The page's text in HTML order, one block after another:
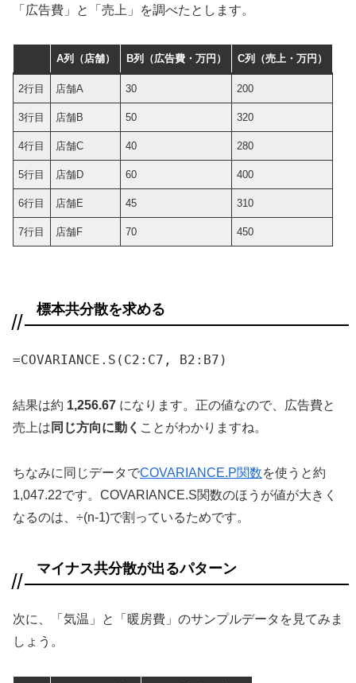
「広告費」と「売上」を調べたとします。
A列（店舗） B列（広告費・万円） C列（売上・万円）
2行目 店舗A 30 200
3行目 店舗B 50 320
4行目 店舗C 40 280
5行目 店舗D 60 400
6行目 店舗E 45 310
7行目 店舗F 70 450
標本共分散を求める
=COVARIANCE.S(C2:C7, B2:B7)
結果は約 1,256.67 になります。正の値なので、広告費と
売上は 同じ方向に動く ことがわかりますね。
ちなみに同じデータでCOVARIANCE.P関数を使うと約
1,047.22です。COVARIANCE.S関数のほうが値が大きく
なるのは、÷(n-1)で割っているためです。
マイナス共分散が出るパターン
次に、「気温」と「暖房費」のサンプルデータを見てみま
しょう。